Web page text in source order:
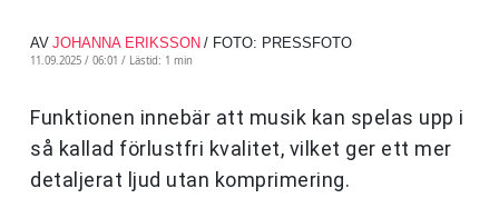
AV JOHANNA ERIKSSON / FOTO: PRESSFOTO
11.09.2025 / 06:01 / Lästid: 1 min
Funktionen innebär att musik kan spelas upp i
så kallad förlustfri kvalitet, vilket ger ett mer
detaljerat ljud utan komprimering.